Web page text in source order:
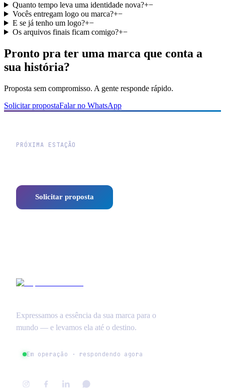
Quanto tempo leva uma identidade nova?+−
Vocês entregam logo ou marca?+−
E se já tenho um logo?+−
Os arquivos finais ficam comigo?+−
Pronto pra ter uma marca que conta a
sua história?
Proposta sem compromisso. A gente responde rápido.
Solicitar propostaFalar no WhatsApp
PRÓXIMA ESTAÇÃO
Solicitar proposta
Expressamos a essência da sua marca para o
mundo — e levamos ela até o destino.
Em operação · respondendo agora